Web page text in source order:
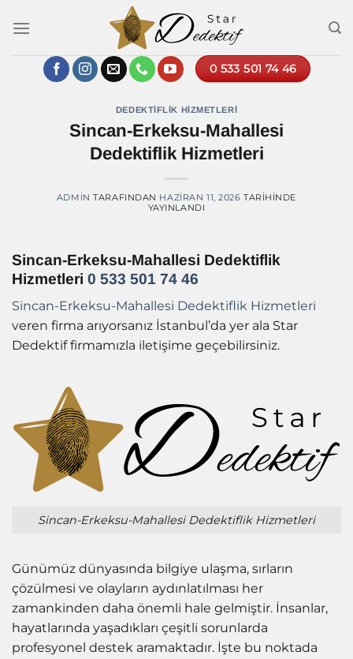
atla
0 533 501 74 46
DEDEKTIFLIK HIZMETLERI
Sincan-Erkeksu-Mahallesi
Dedektiflik Hizmetleri
ADMIN TARAFINDAN HAZIRAN 11, 2026 TARIHINDE
YAYINLANDI
Sincan-Erkeksu-Mahallesi Dedektiflik
Hizmetleri 0 533 501 74 46
Sincan-Erkeksu-Mahallesi Dedektiflik Hizmetleri
veren firma arıyorsanız İstanbul’da yer ala Star
Dedektif firmamızla iletişime geçebilirsiniz.
Sincan-Erkeksu-Mahallesi Dedektiflik Hizmetleri
Günümüz dünyasında bilgiye ulaşma, sırların
çözülmesi ve olayların aydınlatılması her
zamankinden daha önemli hale gelmiştir. İnsanlar,
hayatlarında yaşadıkları çeşitli sorunlarda
profesyonel destek aramaktadır. İşte bu noktada